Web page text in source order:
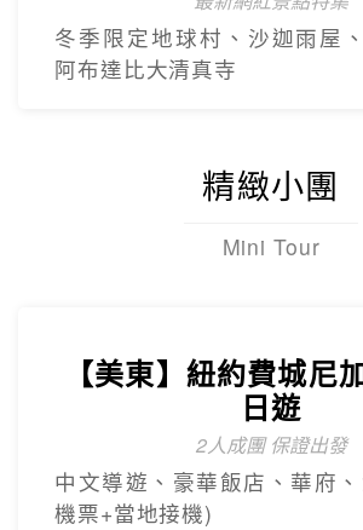
冬季限定地球村、沙迦⾬屋
阿布達比大清真寺
精緻小團
Mini Tour
【美東】紐約費城尼
日遊
2人成團 保證出發
中文導遊、豪華飯店、華府
機票+當地接機)